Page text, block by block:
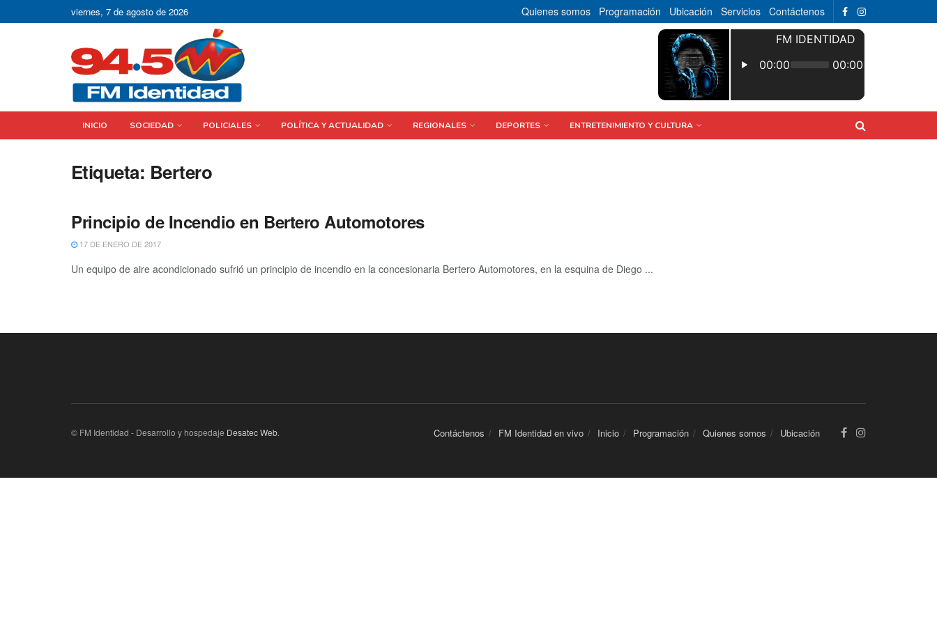
viernes, 7 de agosto de 2026 Quienes somos Programación Ubicación Servicios Contáctenos
INICIO SOCIEDAD POLICIALES POLÍTICA Y ACTUALIDAD REGIONALES DEPORTES ENTRETENIMIENTO Y CULTURA
Etiqueta: Bertero
Principio de Incendio en Bertero Automotores
17 DE ENERO DE 2017
Un equipo de aire acondicionado sufrió un principio de incendio en la concesionaria Bertero Automotores, en la esquina de Diego ...
Contáctenos FM Identidad en vivo Inicio Programación Quienes somos Ubicación
© FM Identidad - Desarrollo y hospedaje Desatec Web.